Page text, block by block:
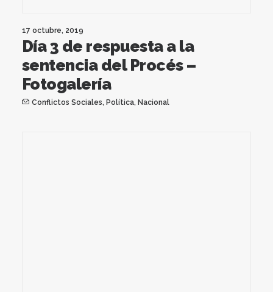
17 octubre, 2019
Día 3 de respuesta a la
sentencia del Procés –
Fotogalería
Conflictos Sociales, Política, Nacional